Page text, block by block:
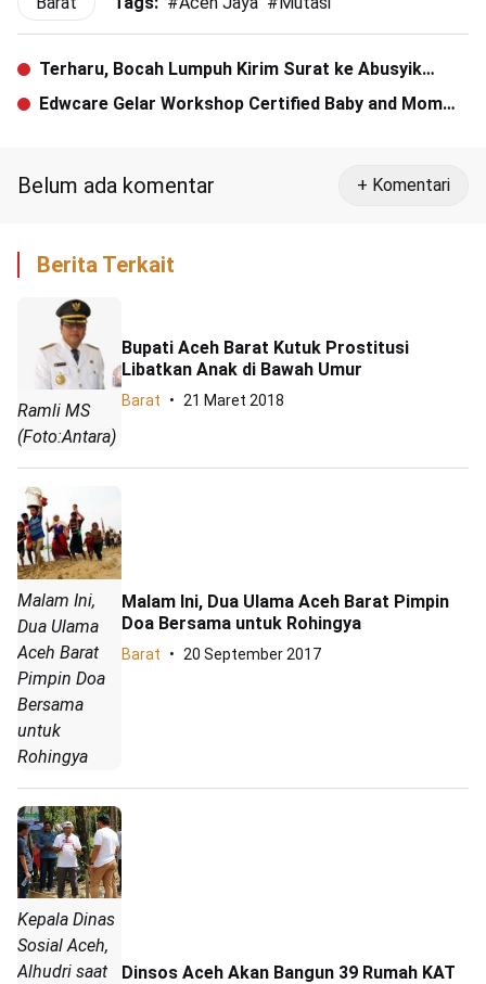
Terharu, Bocah Lumpuh Kirim Surat ke Abusyik
Minta Kursi Roda
Edwcare Gelar Workshop Certified Baby and Mom
Belum ada komentar + Komentari
Berita Terkait
Ramli MS
(Foto:Antara)
Bupati Aceh Barat Kutuk Prostitusi
Libatkan Anak di Bawah Umur
Barat 21 Maret 2018
Malam Ini,
Dua Ulama
Aceh Barat
Pimpin Doa
Bersama
untuk
Rohingya
Malam Ini, Dua Ulama Aceh Barat Pimpin
Doa Bersama untuk Rohingya
Barat 20 September 2017
Kepala Dinas
Sosial Aceh,
Alhudri saat
Dinsos Aceh Akan Bangun 39 Rumah KAT